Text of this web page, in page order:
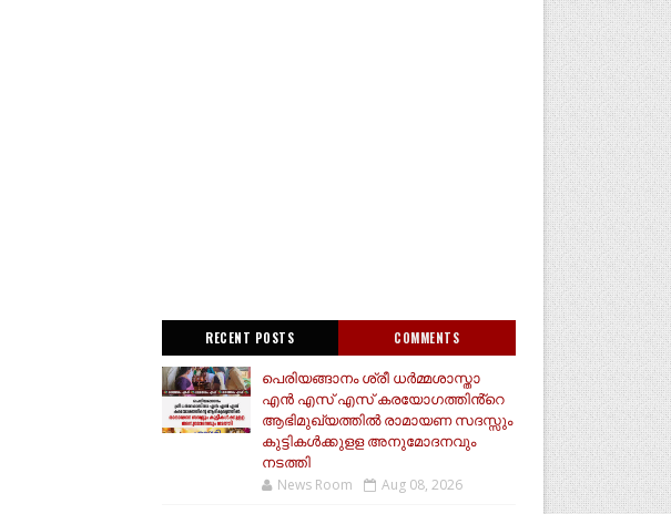
RECENT POSTS COMMENTS
പെരിയങ്ങാനം ശ്രീ ധർമ്മശാസ്താ
എൻ എസ് എസ് കരയോഗത്തിൻ്റെ
ആഭിമുഖ്യത്തിൽ രാമായണ സദസ്സും
കുട്ടികൾക്കുളള അനുമോദനവും
നടത്തി
News Room Aug 08, 2026